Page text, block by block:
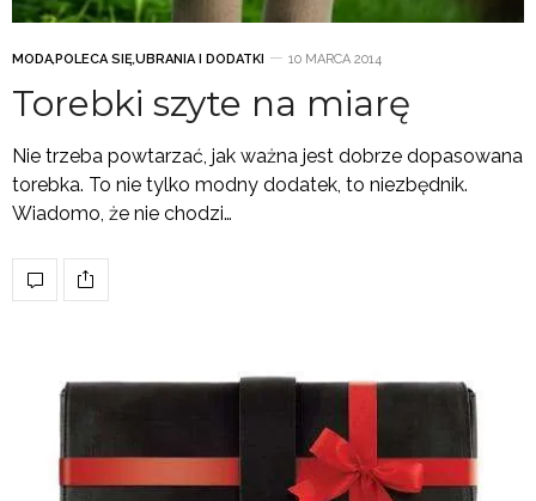
MODAPOLECA SIĘUBRANIA I DODATKI 10 MARCA 2014
Torebki szyte na miarę
Nie trzeba powtarzać, jak ważna jest dobrze dopasowana
torebka. To nie tylko modny dodatek, to niezbędnik.
Wiadomo, że nie chodzi…